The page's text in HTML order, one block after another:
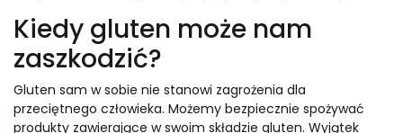
Kiedy gluten może nam
zaszkodzić?
Gluten sam w sobie nie stanowi zagrożenia dla
przeciętnego człowieka. Możemy bezpiecznie spożywać
produkty zawierające w swoim składzie gluten. Wyjątek